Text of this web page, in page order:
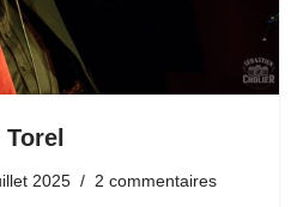
2025 2 commentaires